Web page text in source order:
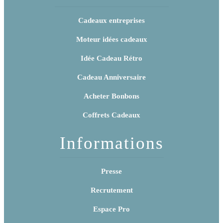
Cadeaux entreprises
Moteur idées cadeaux
Idée Cadeau Rétro
Cadeau Anniversaire
Acheter Bonbons
Coffrets Cadeaux
Informations
Presse
Recrutement
Espace Pro